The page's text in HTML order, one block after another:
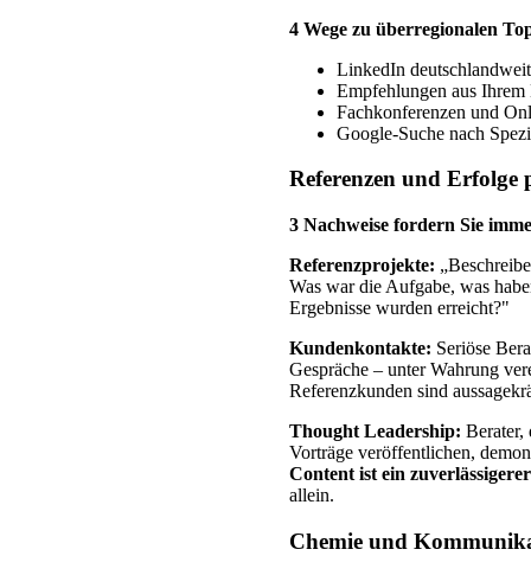
4 Wege zu überregionalen
LinkedIn
Empfehlungen aus
Fachkonferenzen und
Google-Suche nach
Referenzen und Erfolge
3 Nachweise fordern Sie
Referenzprojekte:
Was war die Aufgabe, was
Ergebnisse wurden erreicht?"
Kundenkontakte: Seriöse
Gespräche – unter Wahrung
Referenzkunden sind
Thought Leadership: Berater,
Vorträge veröffentlichen,
Content ist ein
allein.
Chemie und